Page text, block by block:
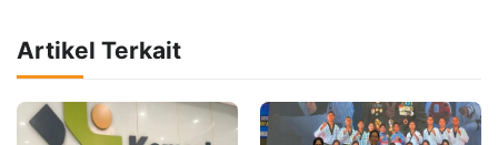
Artikel Terkait